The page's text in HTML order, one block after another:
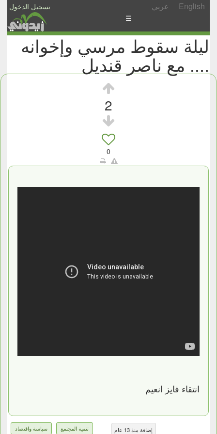
تسجيل الدخول عربي English
الأخبار
والمشاركات
☰
ليلة سقوط مرسي وإخوانه
.... مع ناصر قنديل
2
0
انتقاء فايز انعيم
تنمية المجتمع سياسة واقتصاد إضافة منذ 13 عام